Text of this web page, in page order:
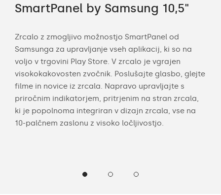
SmartPanel by Samsung 10,5"
Zrcalo z zmogljivo možnostjo SmartPanel od
Samsunga za upravljanje vseh aplikacij, ki so na
voljo v trgovini Play Store. V zrcalo je vgrajen
visokokakovosten zvočnik. Poslušajte glasbo, glejte
filme in novice iz zrcala. Napravo upravljajte s
priročnim indikatorjem, pritrjenim na stran zrcala,
ki je popolnoma integriran v dizajn zrcala, vse na
10-palčnem zaslonu z visoko ločljivostjo.